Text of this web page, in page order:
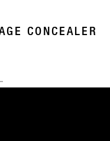
CONCEALER
SLIDE)
03 04